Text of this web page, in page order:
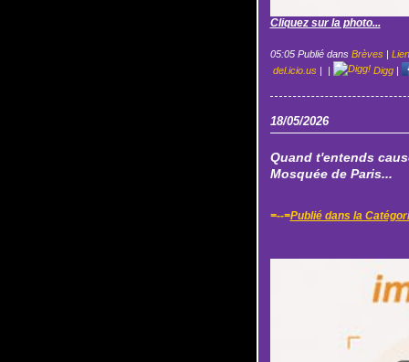
Cliquez sur la photo...
05:05 Publié dans Brèves |
del.icio.us | | Digg|
18/05/2026
Quand t'entends
Mosquée de Paris...
=--=Publié dans la